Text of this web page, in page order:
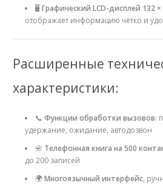
🖥 Графический LCD-дисплей 132 ×
отображает информацию чётко и
Расширенные
характеристики:
📞 Функции обработки вызовов:
удержание, ожидание, автодозвон
📇 Телефонная книга на 500
до 200 записей
🌍Многоязычный интерфейс,